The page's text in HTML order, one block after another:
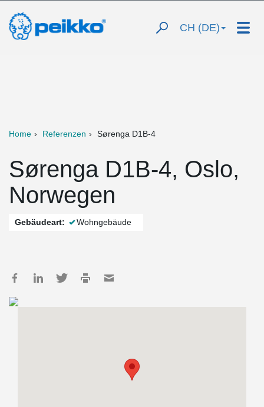
CH (DE)
Home Referenzen Sørenga D1B-4
Sørenga D1B-4, Oslo,
Norwegen
Gebäudeart: Wohngebäude